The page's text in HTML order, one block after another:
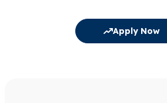
Apply Now